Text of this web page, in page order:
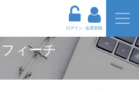
ログイン 会員登録
ィーチ